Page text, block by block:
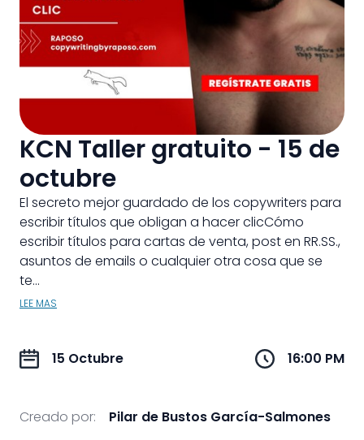
KCN Taller gratuito - 15 de
octubre
El secreto mejor guardado de los copywriters para
escribir títulos que obligan a hacer clicCómo
escribir títulos para cartas de venta, post en RR.SS.,
asuntos de emails o cualquier otra cosa que se
te...
LEE MAS
15 Octubre 16:00 PM
Creado por: Pilar de Bustos García-Salmones